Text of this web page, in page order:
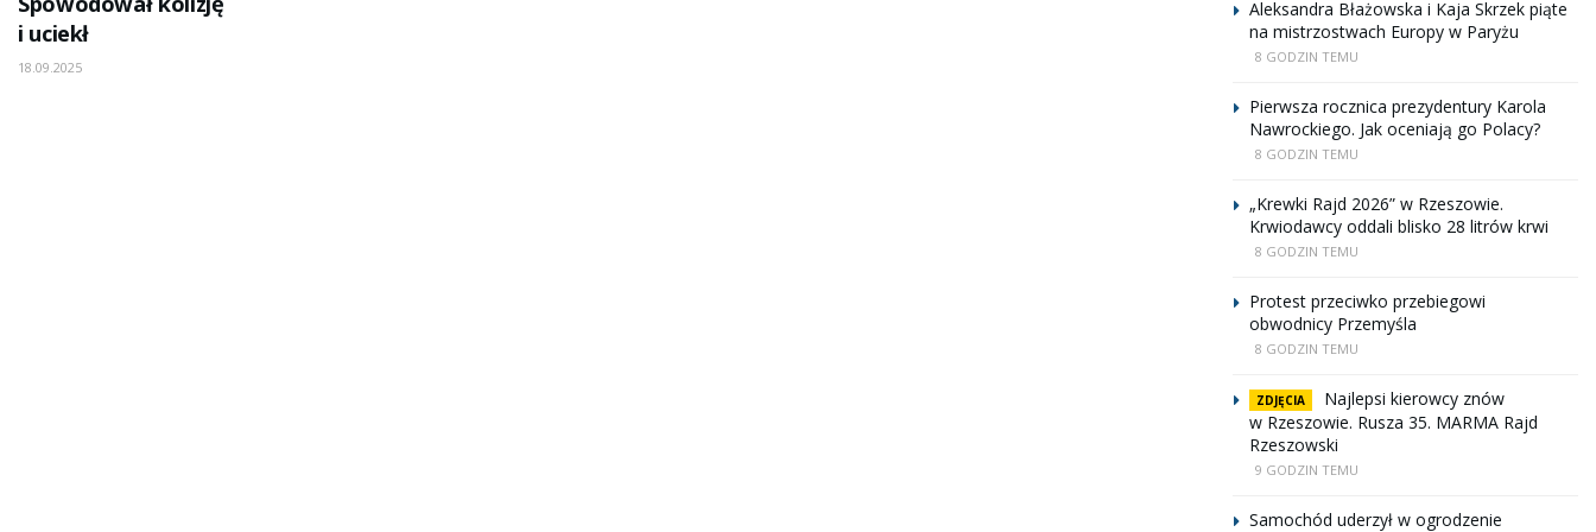
i uciekł
18.09.2025
Aleksandra Błażowska i Kaja Skrzek piąte
na mistrzostwach Europy w Paryżu
8 GODZIN TEMU
Pierwsza rocznica prezydentury Karola
Nawrockiego. Jak oceniają go Polacy?
8 GODZIN TEMU
„Krewki Rajd 2026” w Rzeszowie.
Krwiodawcy oddali blisko 28 litrów krwi
8 GODZIN TEMU
Protest przeciwko przebiegowi
obwodnicy Przemyśla
8 GODZIN TEMU
ZDJĘCIA
Najlepsi kierowcy znów
w Rzeszowie. Rusza 35. MARMA Rajd
Rzeszowski
9 GODZIN TEMU
Samochód uderzył w ogrodzenie